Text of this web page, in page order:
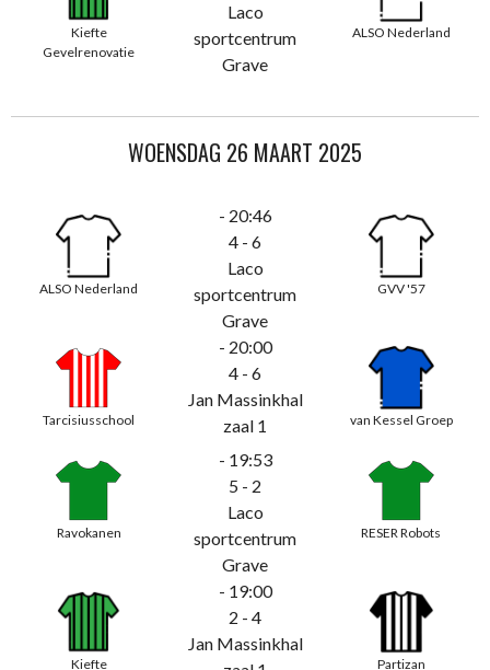
Kiefte
Gevelrenovatie
Laco
sportcentrum
Grave
ALSO Nederland
WOENSDAG 26 MAART 2025
ALSO Nederland
- 20:46
4 - 6
Laco
sportcentrum
Grave
GVV '57
Tarcisiusschool
- 20:00
4 - 6
Jan Massinkhal
zaal 1
van Kessel Groep
Ravokanen
- 19:53
5 - 2
Laco
sportcentrum
Grave
RESER Robots
Kiefte
- 19:00
2 - 4
Jan Massinkhal
Partizan